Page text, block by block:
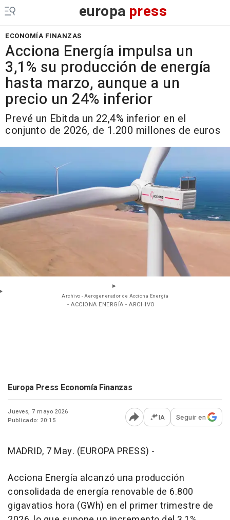
europa press
ECONOMÍA FINANZAS
Acciona Energía impulsa un
3,1% su producción de energía
hasta marzo, aunque a un
precio un 24% inferior
Prevé un Ebitda un 22,4% inferior en el
conjunto de 2026, de 1.200 millones de euros
Archivo - Aerogenerador de Acciona Energía
- ACCIONA ENERGÍA - ARCHIVO
Europa Press Economía Finanzas
Jueves, 7 mayo 2026
Publicado: 20:15
Abrir opciones para
IA Seguir en
MADRID, 7 May. (EUROPA PRESS) -
Acciona Energía alcanzó una producción
consolidada de energía renovable de 6.800
gigavatios hora (GWh) en el primer trimestre de